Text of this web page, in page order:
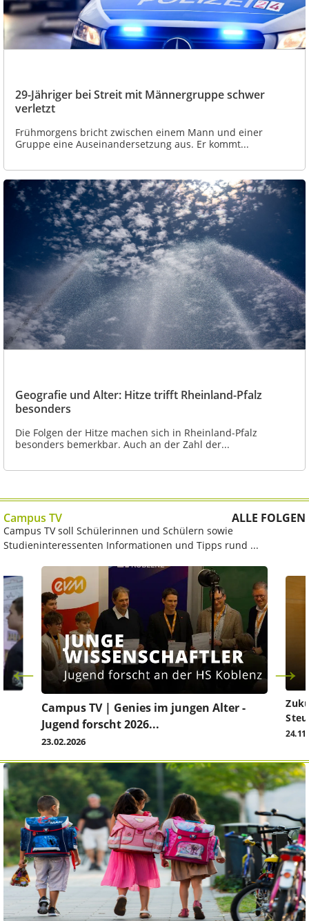
29-Jähriger bei Streit mit Männergruppe schwer
verletzt
Frühmorgens bricht zwischen einem Mann und einer
Gruppe eine Auseinandersetzung aus. Er kommt...
Geografie und Alter: Hitze trifft Rheinland-Pfalz
besonders
Die Folgen der Hitze machen sich in Rheinland-Pfalz
besonders bemerkbar. Auch an der Zahl der...
Campus TV ALLE FOLGEN
Campus TV soll Schülerinnen und Schülern sowie
Studieninteressenten Informationen und Tipps rund ...
Campus TV | Genies im jungen Alter -
Jugend forscht 2026...
23.02.2026